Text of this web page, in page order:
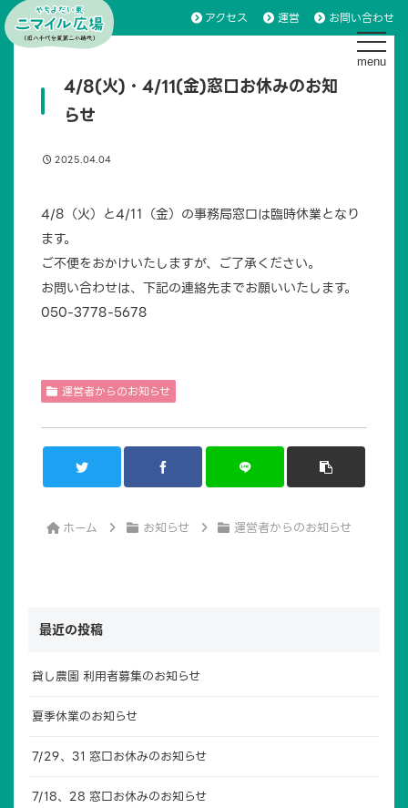
アクセス 運営 お問い合わせ
toggle
4/8(火)・4/11(金)窓口お休みのお知
らせ
2025.04.04
4/8（火）と4/11（金）の事務局窓口は臨時休業となり
ます。
ご不便をおかけいたしますが、ご了承ください。
お問い合わせは、下記の連絡先までお願いいたします。
050-3778-5678
運営者からのお知らせ
ホーム お知らせ 運営者からのお知らせ
最近の投稿
貸し農園 利用者募集のお知らせ
夏季休業のお知らせ
7/29、31 窓口お休みのお知らせ
7/18、28 窓口お休みのお知らせ